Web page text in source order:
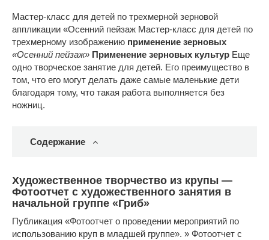
Мастер-класс для детей по трехмерной зерновой
аппликации «Осенний пейзаж Мастер-класс для детей по
трехмерному изображению применение зерновых
«Осенний пейзаж» Применение зерновых культур Еще
одно творческое занятие для детей. Его преимущество в
том, что его могут делать даже самые маленькие дети
благодаря тому, что такая работа выполняется без
ножниц.
Содержание
Художественное творчество из крупы —
Фотоотчет с художественного занятия в
начальной группе «Гриб»
Публикация «Фотоотчет о проведении мероприятий по
использованию круп в младшей группе». » Фотоотчет с